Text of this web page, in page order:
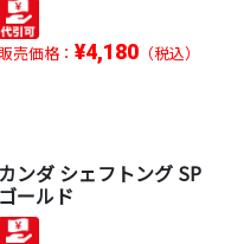
販売価格： ¥4,180 （税込）
カンダ シェフトング SP
ゴールド